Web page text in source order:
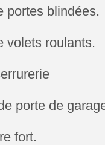
portes blindées.
volets roulants.
porte de
fort.